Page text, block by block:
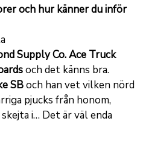
och hur känner du inför
Supply Co. Ace Truck
och det känns bra.
SBoch han vet vilken nörd
pjucks från honom,
i… Det är väl enda